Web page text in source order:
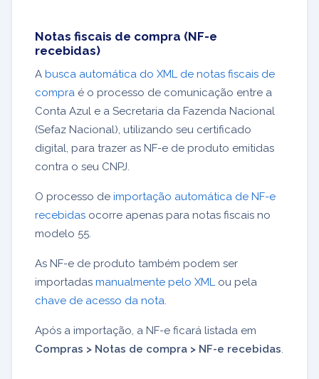
Notas fiscais de compra (NF-e
recebidas)
A busca automática do XML de notas fiscais de
compra é o processo de comunicação entre a
Conta Azul e a Secretaria da Fazenda Nacional
(Sefaz Nacional), utilizando seu certificado
digital, para trazer as NF-e de produto emitidas
contra o seu CNPJ.
O processo de importação automática de NF-e
recebidas ocorre apenas para notas fiscais no
modelo 55.
As NF-e de produto também podem ser
importadas manualmente pelo XML ou pela
chave de acesso da nota.
Após a importação, a NF-e ficará listada em
Compras > Notas de compra > NF-e recebidas.